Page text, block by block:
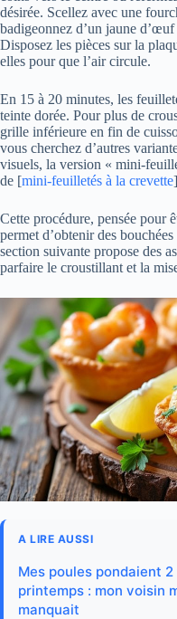
désirée. Scellez avec une
badigeonnez d’un jaune
Disposez les pièces sur la
elles pour que l’air circule.
En 15 à 20 minutes, les
teinte dorée. Pour plus de
grille inférieure en fin de
vous cherchez d’autres
visuels, la version « mini-
de [mini-feuilletés à la crevette
Cette procédure, pensée pour
permet d’obtenir des
section suivante propose des
parfaire le croustillant et la
A LIRE AUSSI
Mes poules pondaient
printemps : mon voisin
manquait